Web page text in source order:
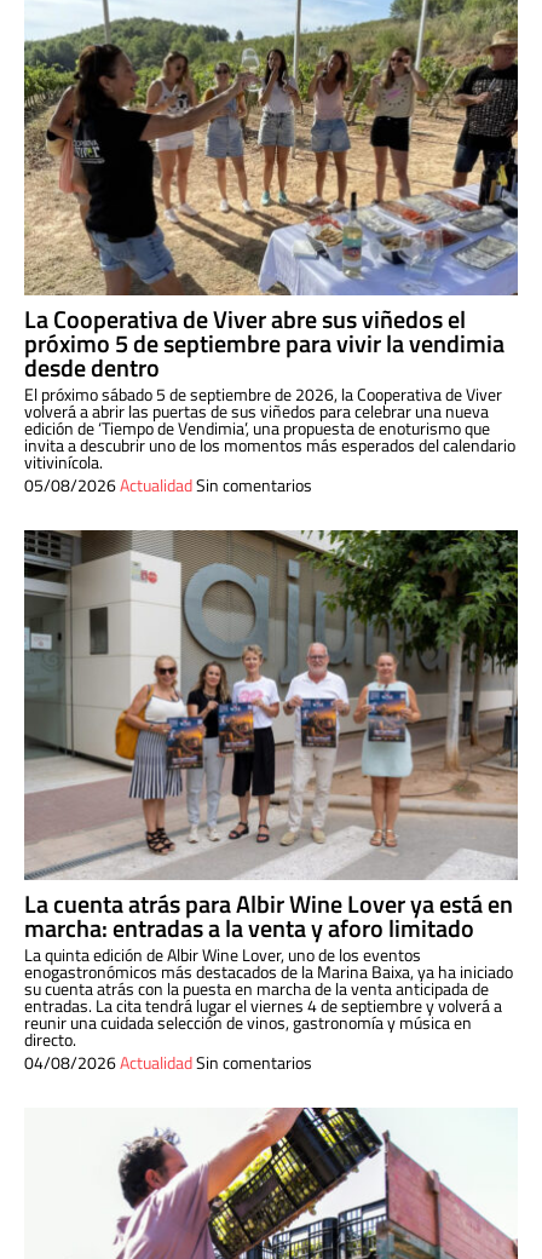
La Cooperativa de Viver abre sus viñedos el
próximo 5 de septiembre para vivir la vendimia
desde dentro
El próximo sábado 5 de septiembre de 2026, la Cooperativa de Viver
volverá a abrir las puertas de sus viñedos para celebrar una nueva
edición de ‘Tiempo de Vendimia’, una propuesta de enoturismo que
invita a descubrir uno de los momentos más esperados del calendario
vitivinícola.
05/08/2026ActualidadSin comentarios
La cuenta atrás para Albir Wine Lover ya está en
marcha: entradas a la venta y aforo limitado
La quinta edición de Albir Wine Lover, uno de los eventos
enogastronómicos más destacados de la Marina Baixa, ya ha iniciado
su cuenta atrás con la puesta en marcha de la venta anticipada de
entradas. La cita tendrá lugar el viernes 4 de septiembre y volverá a
reunir una cuidada selección de vinos, gastronomía y música en
directo.
04/08/2026ActualidadSin comentarios